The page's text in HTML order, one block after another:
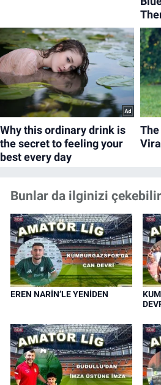
Bunlar da ilginizi çekebilir
EREN NARİN’LE YENİDEN